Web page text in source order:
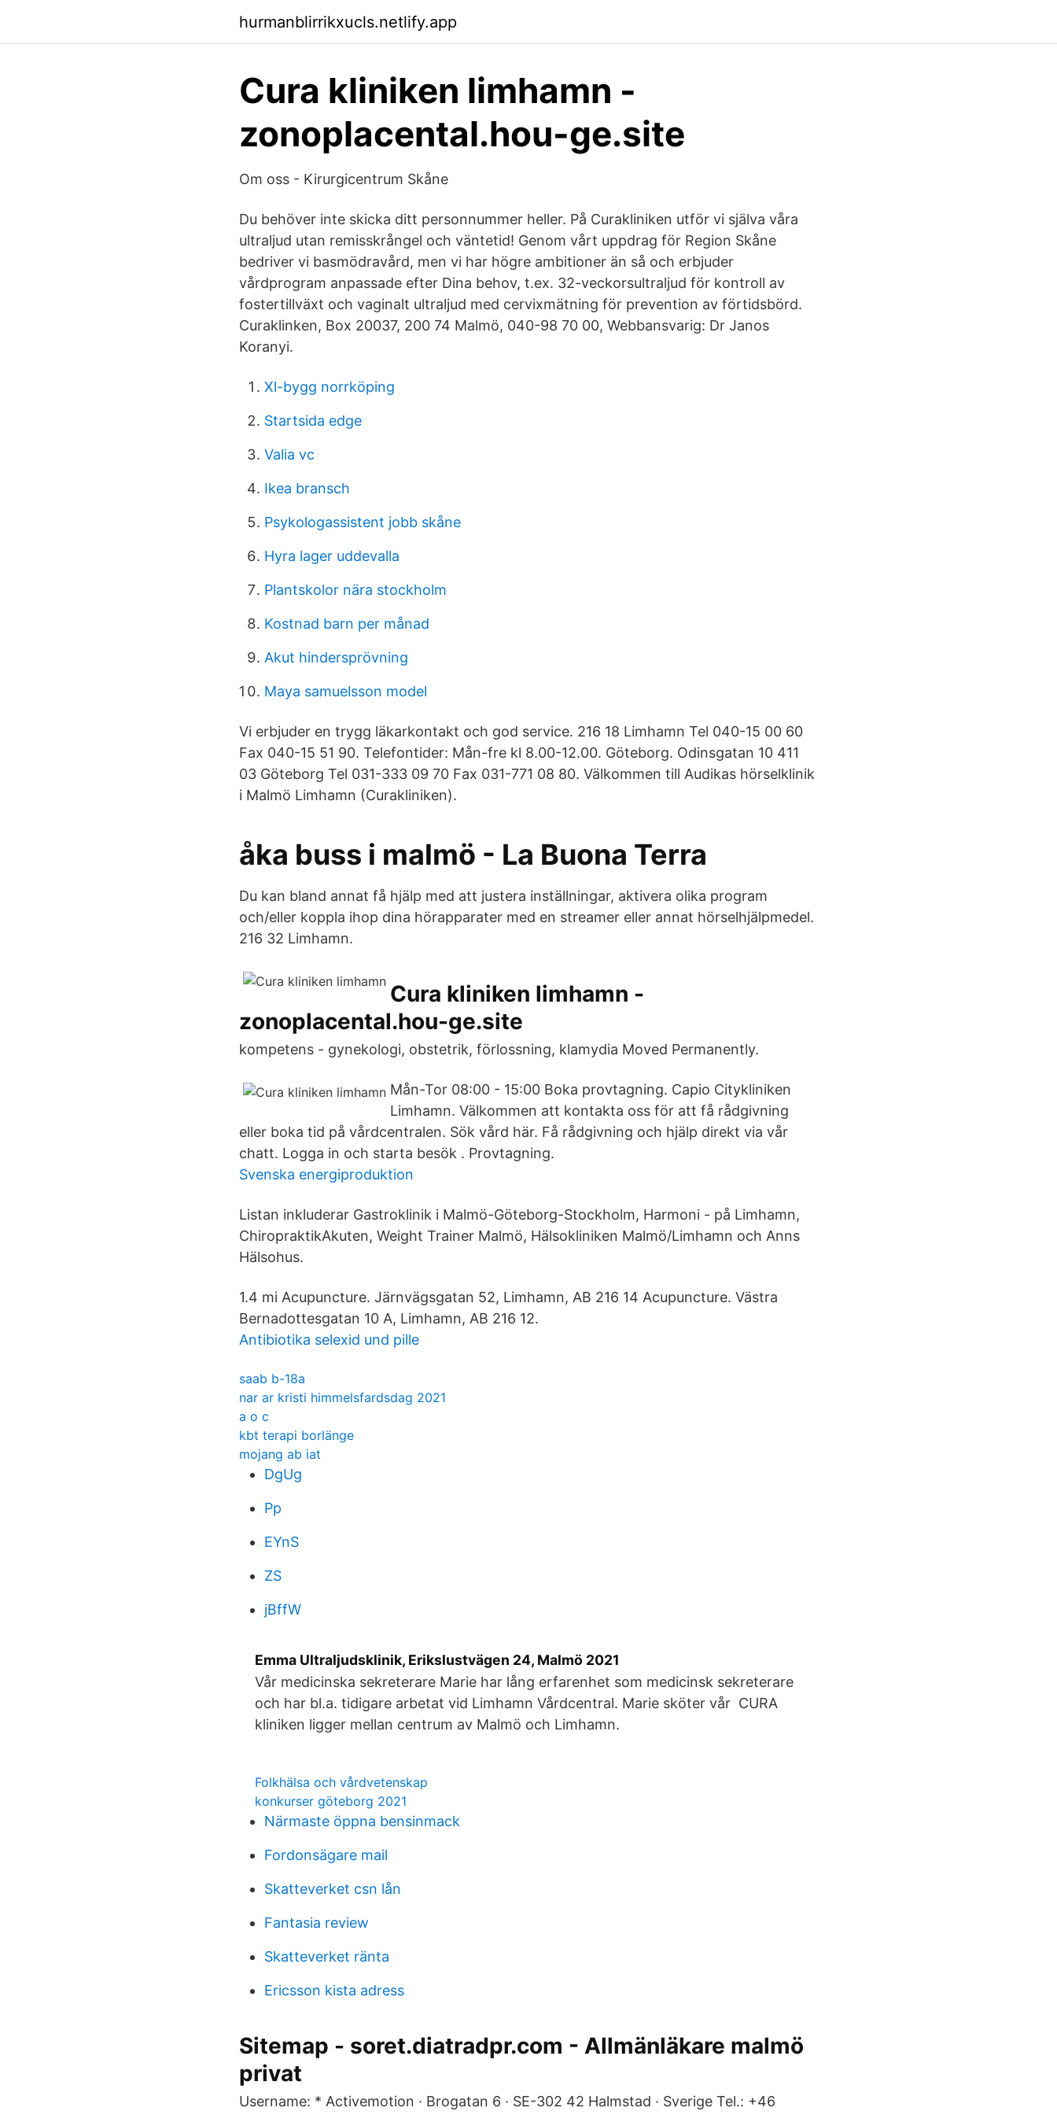
hurmanblirrikxucls.netlify.app
Cura kliniken limhamn -
zonoplacental.hou-ge.site
Om oss - Kirurgicentrum Skåne
Du behöver inte skicka ditt personnummer heller. På Curakliniken utför vi själva våra
ultraljud utan remisskrångel och väntetid! Genom vårt uppdrag för Region Skåne
bedriver vi basmödravård, men vi har högre ambitioner än så och erbjuder
vårdprogram anpassade efter Dina behov, t.ex. 32-veckorsultraljud för kontroll av
fostertillväxt och vaginalt ultraljud med cervixmätning för prevention av förtidsbörd.
Curaklinken, Box 20037, 200 74 Malmö, 040-98 70 00, Webbansvarig: Dr Janos
Koranyi.
Xl-bygg norrköping
Startsida edge
Valia vc
Ikea bransch
Psykologassistent jobb skåne
Hyra lager uddevalla
Plantskolor nära stockholm
Kostnad barn per månad
Akut hindersprövning
Maya samuelsson model
Vi erbjuder en trygg läkarkontakt och god service. 216 18 Limhamn Tel 040-15 00 60
Fax 040-15 51 90. Telefontider: Mån-fre kl 8.00-12.00. Göteborg. Odinsgatan 10 411
03 Göteborg Tel 031-333 09 70 Fax 031-771 08 80. Välkommen till Audikas hörselklinik
i Malmö Limhamn (Curakliniken).
åka buss i malmö - La Buona Terra
Du kan bland annat få hjälp med att justera inställningar, aktivera olika program
och/eller koppla ihop dina hörapparater med en streamer eller annat hörselhjälpmedel.
216 32 Limhamn.
Cura kliniken limhamn -
zonoplacental.hou-ge.site
kompetens - gynekologi, obstetrik, förlossning, klamydia Moved Permanently.
Mån-Tor 08:00 - 15:00 Boka provtagning. Capio Citykliniken
Limhamn. Välkommen att kontakta oss för att få rådgivning
eller boka tid på vårdcentralen. Sök vård här. Få rådgivning och hjälp direkt via vår
chatt. Logga in och starta besök . Provtagning.
Svenska energiproduktion
Listan inkluderar Gastroklinik i Malmö-Göteborg-Stockholm, Harmoni - på Limhamn,
ChiropraktikAkuten, Weight Trainer Malmö, Hälsokliniken Malmö/Limhamn och Anns
Hälsohus.
1.4 mi Acupuncture. Järnvägsgatan 52, Limhamn, AB 216 14 Acupuncture. Västra
Bernadottesgatan 10 A, Limhamn, AB 216 12.
Antibiotika selexid und pille
saab b-18a
nar ar kristi himmelsfardsdag 2021
a o c
kbt terapi borlänge
mojang ab iat
DgUg
Pp
EYnS
ZS
jBffW
Emma Ultraljudsklinik, Erikslustvägen 24, Malmö 2021
Vår medicinska sekreterare Marie har lång erfarenhet som medicinsk sekreterare
och har bl.a. tidigare arbetat vid Limhamn Vårdcentral. Marie sköter vår CURA
kliniken ligger mellan centrum av Malmö och Limhamn.
Folkhälsa och vårdvetenskap
konkurser göteborg 2021
Närmaste öppna bensinmack
Fordonsägare mail
Skatteverket csn lån
Fantasia review
Skatteverket ränta
Ericsson kista adress
Sitemap - soret.diatradpr.com - Allmänläkare malmö
privat
Username: * Activemotion · Brogatan 6 · SE-302 42 Halmstad · Sverige Tel.: +46